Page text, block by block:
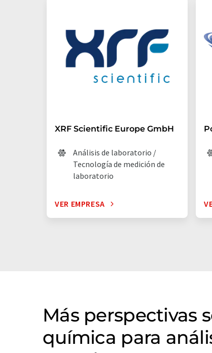
XRF Scientific Europe GmbH
Análisis de laboratorio /
Tecnología de medición de
laboratorio
VER EMPRESA
Más perspectivas
química para